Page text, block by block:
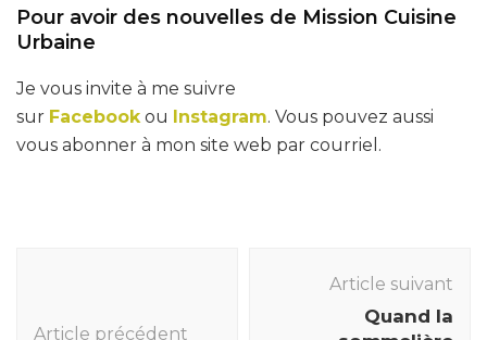
Pour avoir des nouvelles de Mission Cuisine
Urbaine
Je vous invite à me suivre
sur Facebookou Instagram. Vous pouvez aussi
vous abonner à mon site web par courriel.
Article précédent
Article suivant
Quand la